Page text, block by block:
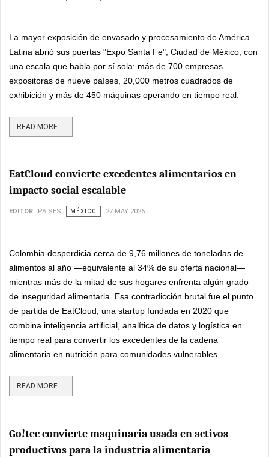
La mayor exposición de envasado y procesamiento de América
Latina abrió sus puertas "Expo Santa Fe", Ciudad de México, con
una escala que habla por sí sola: más de 700 empresas
expositoras de nueve países, 20,000 metros cuadrados de
exhibición y más de 450 máquinas operando en tiempo real.
READ MORE ...
EatCloud convierte excedentes alimentarios en
impacto social escalable
EDITOR PAISES MÉXICO 27 MAY 2026
Colombia desperdicia cerca de 9,76 millones de toneladas de
alimentos al año —equivalente al 34% de su oferta nacional—
mientras más de la mitad de sus hogares enfrenta algún grado
de inseguridad alimentaria. Esa contradicción brutal fue el punto
de partida de EatCloud, una startup fundada en 2020 que
combina inteligencia artificial, analítica de datos y logística en
tiempo real para convertir los excedentes de la cadena
alimentaria en nutrición para comunidades vulnerables.
READ MORE ...
Go!tec convierte maquinaria usada en activos
productivos para la industria alimentaria